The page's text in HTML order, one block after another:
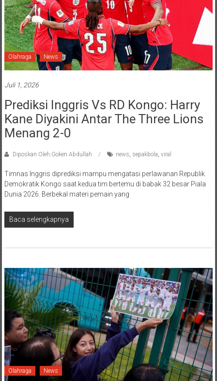
Olahraga News
Juli 1, 2026
Prediksi Inggris Vs RD Kongo: Harry
Kane Diyakini Antar The Three Lions
Menang 2-0
Diposkan Oleh:Goken Abdullah news sepakbola viral
Timnas Inggris diprediksi mampu mengatasi perlawanan Republik
Demokratik Kongo saat kedua tim bertemu di babak 32 besar Piala
Dunia 2026. Berbekal materi pemain yang
Baca selengkapnya
Olahraga News